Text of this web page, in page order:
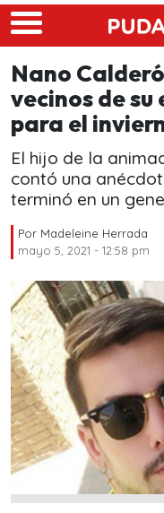
Skip to main content
Nano
vecinos de
para el
El hijo de la
contó una
terminó en un
Por Madeleine Herrada
mayo 5, 2021 - 12:58 pm